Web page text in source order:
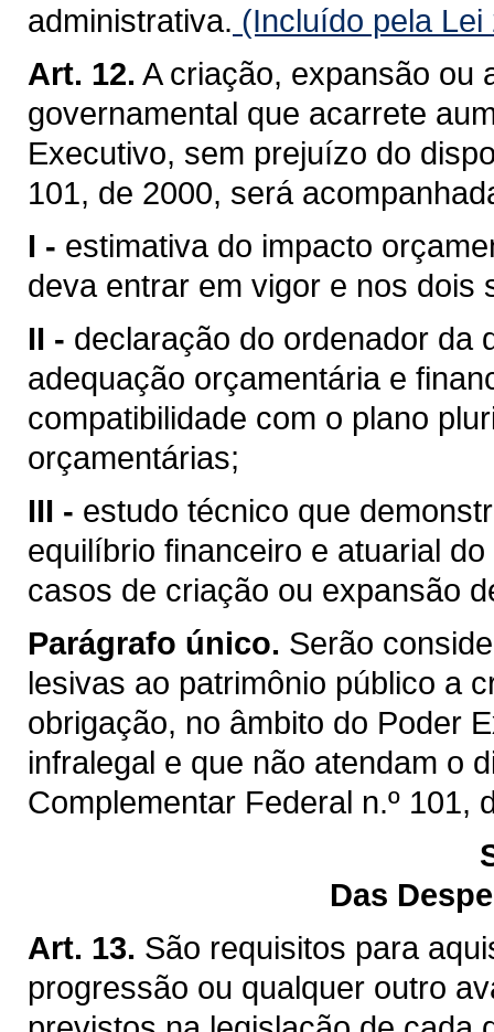
administrativa. (Incluído pela
Art. 12. A criação, expansão ou
governamental que acarrete
Executivo, sem prejuízo do
101, de 2000, será
I - estimativa do impacto
deva entrar em vigor e nos dois
II - declaração do ordenador da
adequação orçamentária e
compatibilidade com o plano
orçamentárias;
III - estudo técnico que
equilíbrio financeiro e atuarial
casos de criação ou expansão
Parágrafo único. Serão
lesivas ao patrimônio público a
obrigação, no âmbito do Poder
infralegal e que não atendam o
Complementar Federal n.º 101,
Das
Art. 13. São requisitos para
progressão ou qualquer outro